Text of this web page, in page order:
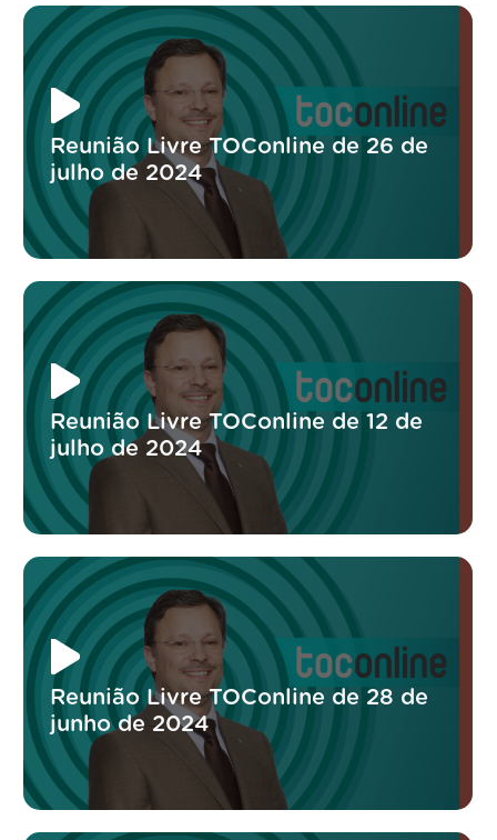
Reunião Livre TOConline de 26 de
julho de 2024
Reunião Livre TOConline de 12 de
julho de 2024
Reunião Livre TOConline de 28 de
junho de 2024